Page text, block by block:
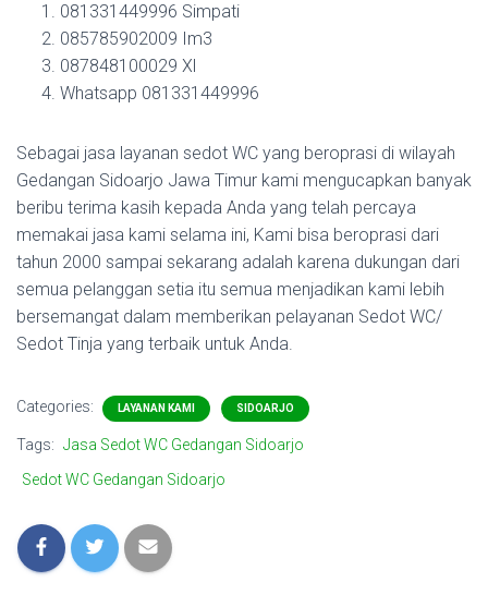
081331449996 Simpati
085785902009 Im3
087848100029 Xl
Whatsapp 081331449996
Sebagai jasa layanan sedot WC yang beroprasi di wilayah
Gedangan Sidoarjo Jawa Timur kami mengucapkan banyak
beribu terima kasih kepada Anda yang telah percaya
memakai jasa kami selama ini, Kami bisa beroprasi dari
tahun 2000 sampai sekarang adalah karena dukungan dari
semua pelanggan setia itu semua menjadikan kami lebih
bersemangat dalam memberikan pelayanan Sedot WC/
Sedot Tinja yang terbaik untuk Anda.
Categories: LAYANAN KAMI SIDOARJO
Tags: Jasa Sedot WC Gedangan Sidoarjo
Sedot WC Gedangan Sidoarjo